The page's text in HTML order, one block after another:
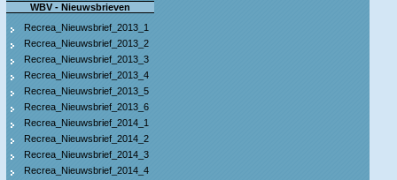
WBV - Nieuwsbrieven
Recrea_Nieuwsbrief_2013_1
Recrea_Nieuwsbrief_2013_2
Recrea_Nieuwsbrief_2013_3
Recrea_Nieuwsbrief_2013_4
Recrea_Nieuwsbrief_2013_5
Recrea_Nieuwsbrief_2013_6
Recrea_Nieuwsbrief_2014_1
Recrea_Nieuwsbrief_2014_2
Recrea_Nieuwsbrief_2014_3
Recrea_Nieuwsbrief_2014_4